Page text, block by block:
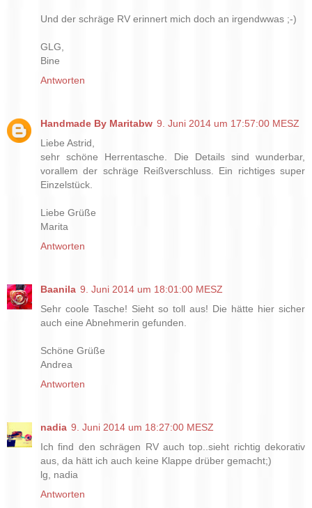
Und der schräge RV erinnert mich doch an irgendwwas ;-)
GLG,
Bine
Antworten
Handmade By Maritabw 9. Juni 2014 um 17:57:00 MESZ
Liebe Astrid,
sehr schöne Herrentasche. Die Details sind wunderbar,
vorallem der schräge Reißverschluss. Ein richtiges super
Einzelstück.
Liebe Grüße
Marita
Antworten
Baanila 9. Juni 2014 um 18:01:00 MESZ
Sehr coole Tasche! Sieht so toll aus! Die hätte hier sicher
auch eine Abnehmerin gefunden.
Schöne Grüße
Andrea
Antworten
nadia 9. Juni 2014 um 18:27:00 MESZ
Ich find den schrägen RV auch top..sieht richtig dekorativ
aus, da hätt ich auch keine Klappe drüber gemacht;)
lg, nadia
Antworten